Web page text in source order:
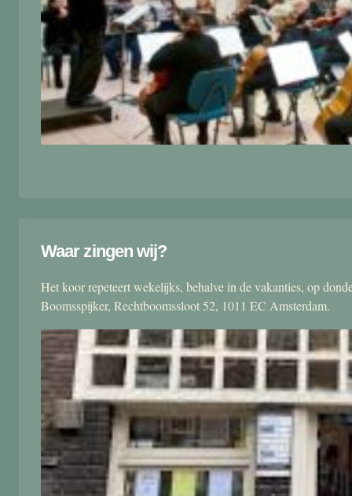
Waar zingen wij?
Het koor repeteert wekelijks, behalve in de vakanties, op
Boomsspijker, Rechtboomssloot 52, 1011 EC Amsterdam.